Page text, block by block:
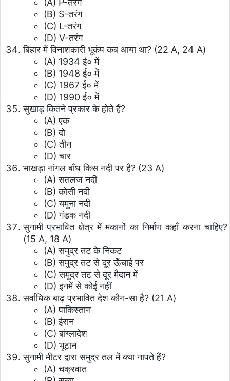
(B) S-तरंग
(C) L-तरंग
(D) V-तरंग
बिहार में विनाशकारी भूकंप कब आया था? (22 A, 24 A)
(A) 1934 ई० में
(B) 1948 ई० में
(C) 1967 ई० में
(D) 1990 ई० में
सुखाड़ कितने प्रकार के होते हैं?
(A) एक
(B) दो
(C) तीन
(D) चार
भाखड़ा नांगल बाँध किस नदी पर है? (23 A)
(A) सतलज नदी
(B) कोसी नदी
(C) यमुना नदी
(D) गंडक नदी
सुनामी प्रभावित क्षेत्र में मकानों का निर्माण कहाँ करना चाहिए?
(15 A, 18 A)
(A) समुद्र तट के निकट
(B) समुद्र तट से दूर ऊँचाई पर
(C) समुद्र तट से दूर मैदान में
(D) इनमें से कोई नहीं
सर्वाधिक बाढ़ प्रभावित देश कौन-सा है? (21 A)
(A) पाकिस्तान
(B) ईरान
(C) बांग्लादेश
(D) भूटान
सुनामी मीटर द्वारा समुद्र तल में क्या नापते हैं?
(A) चक्रवात